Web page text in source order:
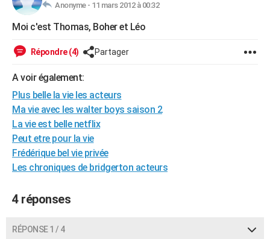
Essais
Réserver un essai
Citadines
Berlines
SUV
Forum auto
HIGH-TECH
Guides de France
Escapades
Patrimoine
Expositions
Musées
Week-end nature
+LIFESTYLE
Art de vivre
Bien-être
Loisirs
Mode
Modes de vie
SANTE
Alimentation
Guide de la santé
Maladies
Médicaments
Sommeil
VOYAGE
Destinations
City break
Voyage nature
Voyage de noces
Forum
Climat
+PHOTO
Anonyme - 11 mars 2012 à 00:32
Moi c'est Thomas, Boher et Léo
Répondre (4) Partager
A voir également:
Plus belle la vie les acteurs
Ma vie avec les walter boys saison 2
La vie est belle netflix
Peut etre pour la vie
Frédérique bel vie privée
Les chroniques de bridgerton acteurs
4 réponses
RÉPONSE 1 / 4